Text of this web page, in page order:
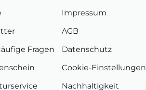
Fragen
Impressum
AGB
Datenschutz
Cookie-Einstellungen
Nachhaltigkeit